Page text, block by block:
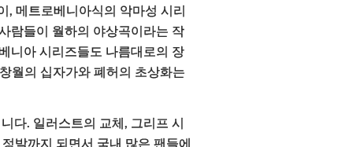
, 메트로베니아식의 악마성 시리
람들이 월하의 야상곡이라는 작
니아 시리즈들도 나름대로의 장
월의 십자가와 폐허의 초상화는
다. 일러스트의 교체, 그리프 시
발까지 되면서 국내 많은 팬들에